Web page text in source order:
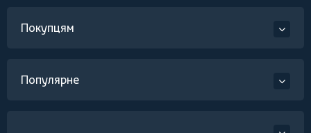
Покупцям
Популярне